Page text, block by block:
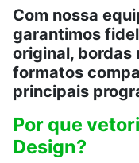
Com nossa
garantimos
original, bordas
formatos
principais
Por que
Design?